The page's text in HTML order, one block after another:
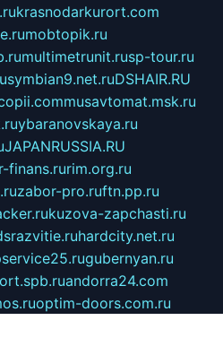
krasnodarkurort.com
mobtopik.ru
multimetrunit.rusp-tour.ru
symbian9.net.ruDSHAIR.RU
musavtomat.msk.ru
ybaranovskaya.ru
JAPANRUSSIA.RU
finans.rurim.org.ru
zabor-pro.ruftn.pp.ru
kuzova-zapchasti.ru
hardcity.net.ru
gubernyan.ru
andorra24.com
optim-doors.com.ru